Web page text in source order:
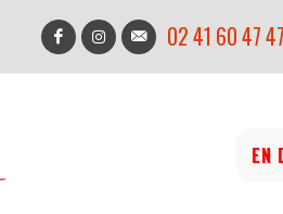
02 41 60 47 47
EN